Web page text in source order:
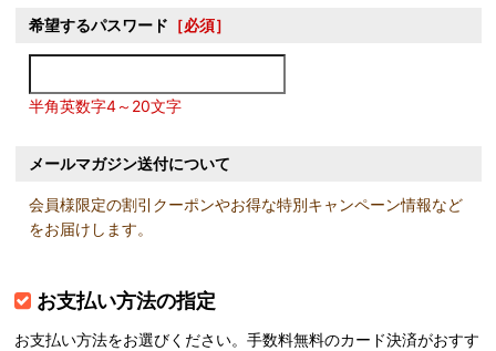
希望するパスワード ［必須］
半角英数字4～20文字
メールマガジン送付について
会員様限定の割引クーポンやお得な特別キャンペーン情報など
をお届けします。
お支払い方法の指定
お支払い方法をお選びください。手数料無料のカード決済がおすす